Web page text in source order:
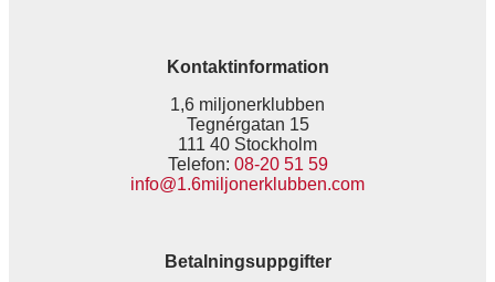
Kontaktinformation
1,6 miljonerklubben
Tegnérgatan 15
111 40 Stockholm
Telefon: 08-20 51 59
info@1.6miljonerklubben.com
Betalningsuppgifter